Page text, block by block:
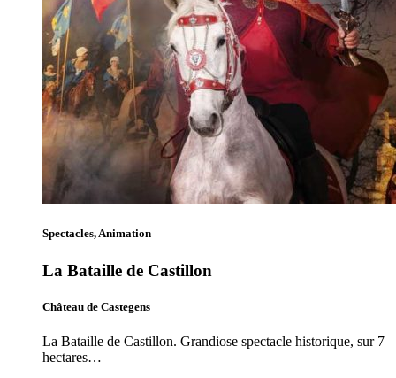
Spectacles, Animation
La Bataille de Castillon
Château de Castegens
La Bataille de Castillon. Grandiose spectacle historique, sur 7
hectares…